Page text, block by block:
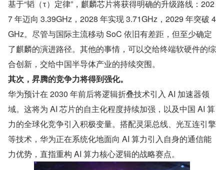
基于“韬（τ）定律”，麒麟芯片将获得明确的升级路线：202
7 年迈向 3.39GHz，2028 年实现 3.71GHz，2029 年突破 4
GHz。尽管与国际主流移动 SoC 依旧有差距，但至少确定
了麒麟的演进路径。其他的事情，可以交给终端软硬件的综
合创新，交给中国半导体产业的持续突围。
其次，昇腾的竞争力将得到强化。
华为预计在 2030 年前后将逻辑折叠技术引入 AI 加速器领
域。这将为 AI 芯片的自主化程度持续加强，以及中国 AI 算
力的全球化竞争引入积极变量。搭配灵渠总线、光互连引擎
等技术，华为正在系统化地面向 AI 算力引入自身的通信能
力优势，直指重构 AI 算力核心逻辑的战略赛点。